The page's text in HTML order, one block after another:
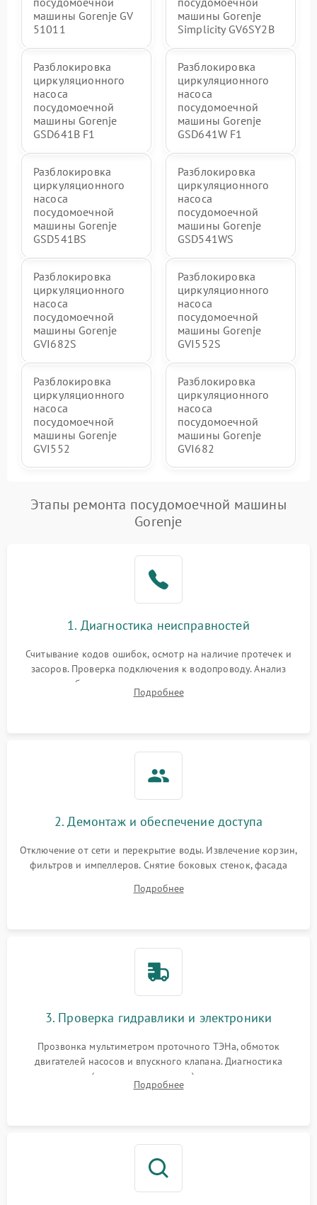
машины Gorenje GV
51011
машины Gorenje
Simplicity GV6SY2B
Разблокировка
циркуляционного
насоса
посудомоечной
машины Gorenje
GSD641B F1
Разблокировка
циркуляционного
насоса
посудомоечной
машины Gorenje
GSD641W F1
Разблокировка
циркуляционного
насоса
посудомоечной
машины Gorenje
GSD541BS
Разблокировка
циркуляционного
насоса
посудомоечной
машины Gorenje
GSD541WS
Разблокировка
циркуляционного
насоса
посудомоечной
машины Gorenje
GVI682S
Разблокировка
циркуляционного
насоса
посудомоечной
машины Gorenje
GVI552S
Разблокировка
циркуляционного
насоса
посудомоечной
машины Gorenje
GVI552
Разблокировка
циркуляционного
насоса
посудомоечной
машины Gorenje
GVI682
Этапы ремонта посудомоечной машины
Gorenje
1. Диагностика неисправностей
Считывание кодов ошибок, осмотр на наличие протечек и
засоров. Проверка подключения к водопроводу. Анализ
жалоб на отсутствие слива, нагрева, вращения
разбрызгивателей или срабатывание системы защиты
Подробнее
2. Демонтаж и обеспечение доступа
Отключение от сети и перекрытие воды. Извлечение корзин,
фильтров и импеллеров. Снятие боковых стенок, фасада
циркуляционному насосу, ТЭНу и сливной помпе.
Подробнее
3. Проверка гидравлики и электроники
Прозвонка мультиметром проточного ТЭНа, обмоток
двигателей насосов и впускного клапана. Диагностика
прессостата (датчика уровня воды), датчика мутности,
концевика дверцы и электронного модуля управления.
Подробнее